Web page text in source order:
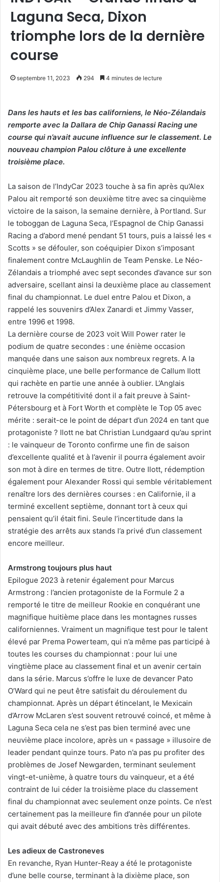
Laguna Seca, Dixon
triomphe lors de la dernière
course
septembre 11, 2023 294 4 minutes de lecture
Dans les hauts et les bas californiens, le Néo-Zélandais
remporte avec la Dallara de Chip Ganassi Racing une
course qui n’avait aucune influence sur le classement. Le
nouveau champion Palou clôture à une excellente
troisième place.
La saison de l’IndyCar 2023 touche à sa fin après qu’Alex
Palou ait remporté son deuxième titre avec sa cinquième
victoire de la saison, la semaine dernière, à Portland. Sur
le toboggan de Laguna Seca, l’Espagnol de Chip Ganassi
Racing a d’abord mené pendant 51 tours, puis a laissé les «
Scotts » se défouler, son coéquipier Dixon s’imposant
finalement contre McLaughlin de Team Penske. Le Néo-
Zélandais a triomphé avec sept secondes d’avance sur son
adversaire, scellant ainsi la deuxième place au classement
final du championnat. Le duel entre Palou et Dixon, a
rappelé les souvenirs d’Alex Zanardi et Jimmy Vasser,
entre 1996 et 1998.
La dernière course de 2023 voit Will Power rater le
podium de quatre secondes : une énième occasion
manquée dans une saison aux nombreux regrets. A la
cinquième place, une belle performance de Callum Ilott
qui rachète en partie une année à oublier. L’Anglais
retrouve la compétitivité dont il a fait preuve à Saint-
Pétersbourg et à Fort Worth et complète le Top 05 avec
mérite : serait-ce le point de départ d’un 2024 en tant que
protagoniste ? Ilott ne bat Christian Lundgaard qu’au sprint
: le vainqueur de Toronto confirme une fin de saison
d’excellente qualité et à l’avenir il pourra également avoir
son mot à dire en termes de titre. Outre Ilott, rédemption
également pour Alexander Rossi qui semble véritablement
renaître lors des dernières courses : en Californie, il a
terminé excellent septième, donnant tort à ceux qui
pensaient qu’il était fini. Seule l’incertitude dans la
stratégie des arrêts aux stands l’a privé d’un classement
encore meilleur.
Armstrong toujours plus haut
Epilogue 2023 à retenir également pour Marcus
Armstrong : l’ancien protagoniste de la Formule 2 a
remporté le titre de meilleur Rookie en conquérant une
magnifique huitième place dans les montagnes russes
californiennes. Vraiment un magnifique test pour le talent
élevé par Prema Powerteam, qui n’a même pas participé à
toutes les courses du championnat : pour lui une
vingtième place au classement final et un avenir certain
dans la série. Marcus s’offre le luxe de devancer Pato
O’Ward qui ne peut être satisfait du déroulement du
championnat. Après un départ étincelant, le Mexicain
d’Arrow McLaren s’est souvent retrouvé coincé, et même à
Laguna Seca cela ne s’est pas bien terminé avec une
neuvième place incolore, après un « passage » illusoire de
leader pendant quinze tours. Pato n’a pas pu profiter des
problèmes de Josef Newgarden, terminant seulement
vingt-et-unième, à quatre tours du vainqueur, et a été
contraint de lui céder la troisième place du classement
final du championnat avec seulement onze points. Ce n’est
certainement pas la meilleure fin d’année pour un pilote
qui avait débuté avec des ambitions très différentes.
Les adieux de Castroneves
En revanche, Ryan Hunter-Reay a été le protagoniste
d’une belle course, terminant à la dixième place, son